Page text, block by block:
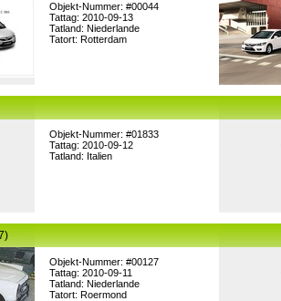
Objekt-Nummer: #00044
Tattag: 2010-09-13
Tatland: Niederlande
Tatort: Rotterdam
Objekt-Nummer: #01833
Tattag: 2010-09-12
Tatland: Italien
Objekt-Nummer: #00127
Tattag: 2010-09-11
Tatland: Niederlande
Tatort: Roermond